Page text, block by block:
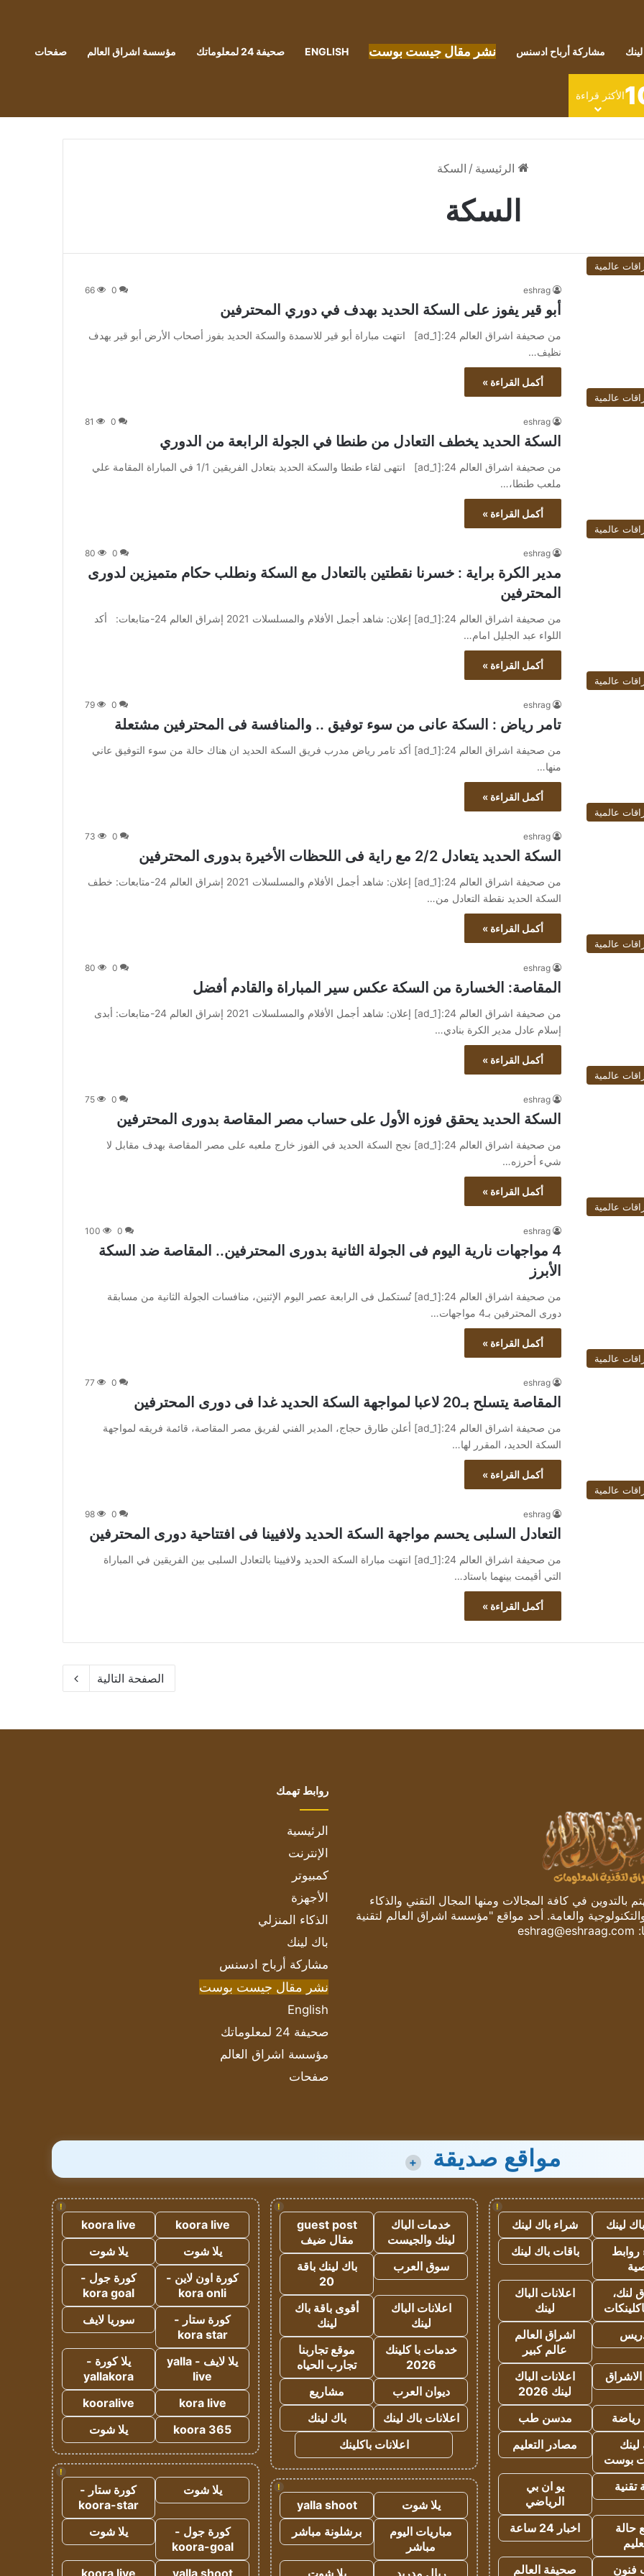
مشاركة أرباح ادسنس نشر مقال جيست بوست ENGLISH صحيفة 24 لمعلوماتك مؤسسة اشراق العالم صفحات
الأكثر قراءة
الرئيسية / السكة
السكة
عالمية
eshrag
0
66
أبو قير يفوز على السكة الحديد بهدف في دوري المحترفين
من صحيفة اشراق العالم 24:[ad_1] انتهت مباراة أبو قير للاسمدة والسكة الحديد بفوز أصحاب الأرض أبو قير بهدف
نظيف…
أكمل القراءة »
عالمية
eshrag
0
81
السكة الحديد يخطف التعادل من طنطا في الجولة الرابعة من الدوري
من صحيفة اشراق العالم 24:[ad_1] انتهى لقاء طنطا والسكة الحديد بتعادل الفريقين 1/1 في المباراة المقامة علي
ملعب طنطا،…
أكمل القراءة »
عالمية
eshrag
0
80
مدير الكرة براية : خسرنا نقطتين بالتعادل مع السكة ونطلب حكام متميزين لدورى
المحترفين
من صحيفة اشراق العالم 24:[ad_1] إعلان: شاهد أجمل الأفلام والمسلسلات 2021 إشراق العالم 24-متابعات: أكد
اللواء عبد الجليل امام…
أكمل القراءة »
عالمية
eshrag
0
79
تامر رياض : السكة عانى من سوء توفيق .. والمنافسة فى المحترفين مشتعلة
من صحيفة اشراق العالم 24:[ad_1] أكد تامر رياض مدرب فريق السكة الحديد ان هناك حالة من سوء التوفيق عاني
منها…
أكمل القراءة »
عالمية
eshrag
0
73
السكة الحديد يتعادل 2/2 مع راية فى اللحظات الأخيرة بدورى المحترفين
من صحيفة اشراق العالم 24:[ad_1] إعلان: شاهد أجمل الأفلام والمسلسلات 2021 إشراق العالم 24-متابعات: خطف
السكة الحديد نقطة التعادل من…
أكمل القراءة »
عالمية
eshrag
0
80
المقاصة: الخسارة من السكة عكس سير المباراة والقادم أفضل
من صحيفة اشراق العالم 24:[ad_1] إعلان: شاهد أجمل الأفلام والمسلسلات 2021 إشراق العالم 24-متابعات: أبدى
إسلام عادل مدير الكرة بنادي…
أكمل القراءة »
عالمية
eshrag
0
75
السكة الحديد يحقق فوزه الأول على حساب مصر المقاصة بدورى المحترفين
من صحيفة اشراق العالم 24:[ad_1] نجح السكة الحديد في الفوز خارج ملعبه على مصر المقاصة بهدف مقابل لا
شيء أحرزه…
أكمل القراءة »
عالمية
eshrag
0
100
4 مواجهات نارية اليوم فى الجولة الثانية بدورى المحترفين.. المقاصة ضد السكة
الأبرز
من صحيفة اشراق العالم 24:[ad_1] تُستكمل فى الرابعة عصر اليوم الإثنين، منافسات الجولة الثانية من مسابقة
دورى المحترفين بـ4 مواجهات…
أكمل القراءة »
عالمية
eshrag
0
77
المقاصة يتسلح بـ20 لاعبا لمواجهة السكة الحديد غدا فى دورى المحترفين
من صحيفة اشراق العالم 24:[ad_1] أعلن طارق حجاج، المدير الفني لفريق مصر المقاصة، قائمة فريقه لمواجهة
السكة الحديد، المقرر لها…
أكمل القراءة »
عالمية
eshrag
0
98
التعادل السلبى يحسم مواجهة السكة الحديد ولافيينا فى افتتاحية دورى المحترفين
من صحيفة اشراق العالم 24:[ad_1] انتهت مباراة السكة الحديد ولافيينا بالتعادل السلبى بين الفريقين في المباراة
التي أقيمت بينهما باستاد…
أكمل القراءة »
الصفحة التالية
في كافة المجالات ومنها المجال التقني والذكاء
والعامة. أحد مواقع "مؤسسة اشراق العالم لتقنية
eshrag@eshraag.com
روابط تهمك
الرئيسية
الإنترنت
كمبيوتر
الأجهزة
الذكاء المنزلي
باك لينك
مشاركة أرباح ادسنس
نشر مقال جيست بوست
English
صحيفة 24 لمعلوماتك
مؤسسة اشراق العالم
صفحات
مواقع صديقة +
!
لينك
شراء باك لينك
روابط
باقات باك لينك
لنك،
اعلانات الباك
لينك
اشراق العالم
عالم كبير
اعلانات الباك
لينك 2026
رياضة
مدسن طب
لينك
بوست
مصادر التعليم
تقنية
يو ان بي
الرياضي
حالة
اخبار 24 ساعة
فنون صحيفة العالم
!
خدمات الباك
لينك والجيست
guest post
مقال ضيف
سوق العرب
باك لينك باقة
20
اعلانات الباك
لينك
أقوى باقة باك
لينك
خدمات با كلينك
2026
موقع تجاربنا
تجارب الحياه
ديوان العرب
مشاريع
اعلانات باك لينك
باك لينك
اعلانات باكلينك
!
يلا شوت
yalla shoot
مباريات اليوم
مباشر
برشلونة مباشر
ريال مدريد يلا شوت
!
koora live
koora live
يلا شوت
يلا شوت
كورة اون لاين -
kora onli
كورة جول -
kora goal
كورة ستار -
kora star
سوريا لايف
يلا لايف - yalla
live
يلا كورة -
yallakora
kora live
kooralive
koora 365
يلا شوت
!
يلا شوت
كورة ستار -
koora-star
كورة جول -
koora-goal
يلا شوت
yalla shoot
koora live